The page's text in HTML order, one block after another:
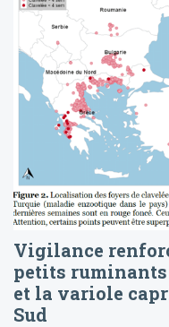
Vigilance
petits
et la variole
Sud